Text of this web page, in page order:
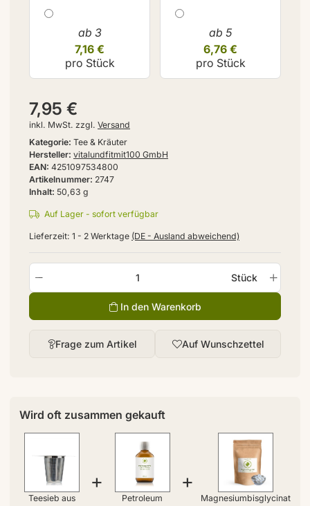
Inhalt 50,63 g
Hersteller vitalundfitmit100 GmbH
Artikelnummer 2747
EAN 4251097534800
Kategorie Tee & Kräuter
7,95 €
inkl. MwSt. zzgl. Versand
Frage zum Artikel Auf Wunschzettel
Stück
In den Warenkorb
Auf Lager - sofort verfügbar
Lieferzeit: 1 - 2 Werktage (DE - Ausland abweichend)
ab 3
7,16 €
pro Stück
ab 5
6,76 €
pro Stück
Wird oft zusammen gekauft
Teesieb aus
+
Petroleum
+
Magnesiumbisglycinat